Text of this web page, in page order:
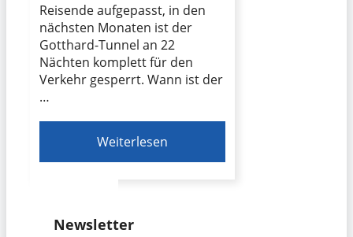
Reisende aufgepasst, in den
nächsten Monaten ist der
Gotthard-Tunnel an 22
Nächten komplett für den
Verkehr gesperrt. Wann ist der
…
Weiterlesen
Newsletter